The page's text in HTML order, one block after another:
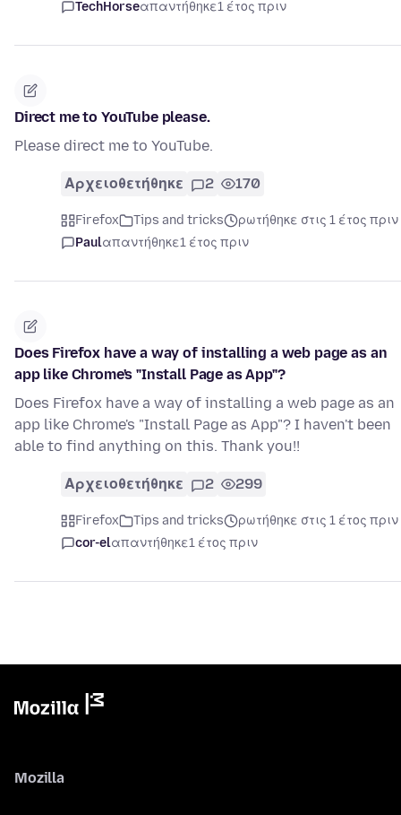
TechHorseαπαντήθηκε1 έτος πριν
Direct me to YouTube please.
Please direct me to YouTube.
Αρχειοθετήθηκε 2 170
Firefox Tips and tricks
ρωτήθηκε στις 1 έτος πριν
Paulαπαντήθηκε1 έτος πριν
Does Firefox have a way of installing a web page as an
app like Chrome's "Install Page as App"?
Does Firefox have a way of installing a web page as an
app like Chrome's "Install Page as App"? I haven't been
able to find anything on this. Thank you!!
Αρχειοθετήθηκε 2 299
Firefox Tips and tricks
ρωτήθηκε στις 1 έτος πριν
cor-elαπαντήθηκε1 έτος πριν
Mozilla